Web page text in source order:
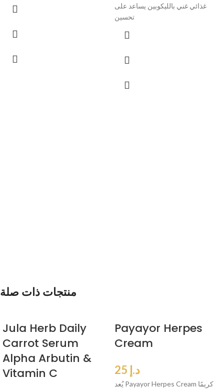
غذائي غني بالليكوبين يساعد على
تحسين
منتجات ذات صلة
Jula Herb Daily
Carrot Serum
Alpha Arbutin &
Vitamin C
Payayor Herpes
Cream
د.إ
يُعد Payayor Herpes Cream كريمًا